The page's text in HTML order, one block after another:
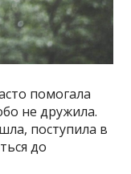
помогала
не дружила.
поступила в
до